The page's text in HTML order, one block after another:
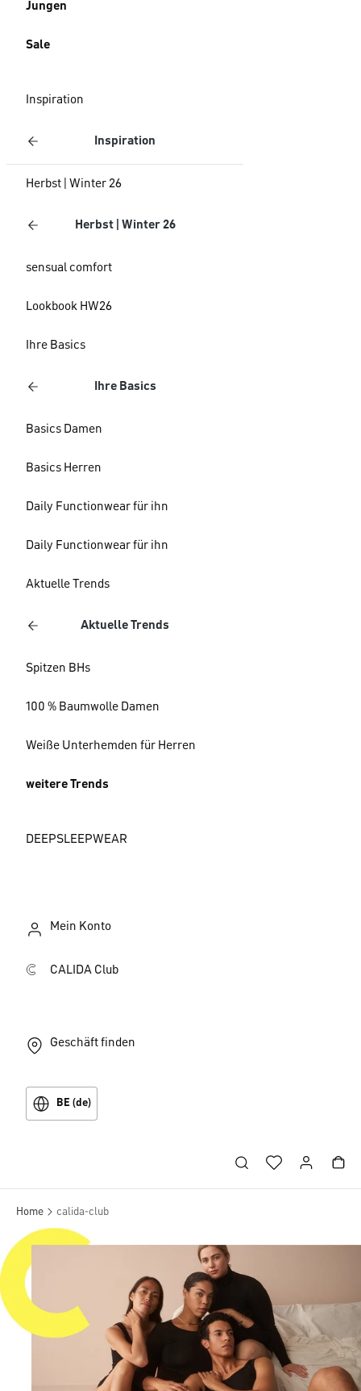
Jungen
Sale
Inspiration
Inspiration
Herbst | Winter 26
Herbst | Winter 26
sensual comfort
Lookbook HW26
Ihre Basics
Ihre Basics
Basics Damen
Basics Herren
Daily Functionwear für ihn
Daily Functionwear für ihn
Aktuelle Trends
Aktuelle Trends
Spitzen BHs
100 % Baumwolle Damen
Weiße Unterhemden für Herren
weitere Trends
DEEPSLEEPWEAR
Mein Konto
CALIDA Club
Geschäft finden
BE (de)
Home calida-club